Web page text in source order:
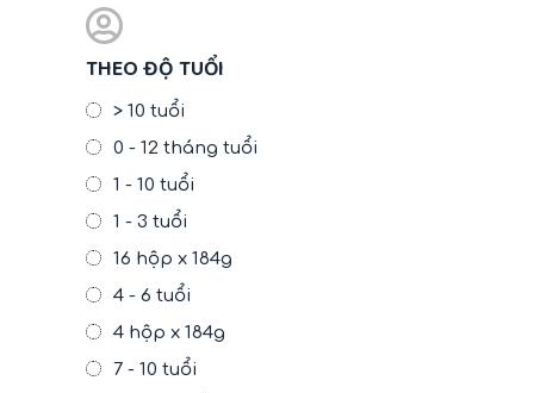
THEO ĐỘ TUỔI
> 10 tuổi
0 - 12 tháng tuổi
1 - 10 tuổi
1 - 3 tuổi
16 hộp x 184g
4 - 6 tuổi
4 hộp x 184g
7 - 10 tuổi